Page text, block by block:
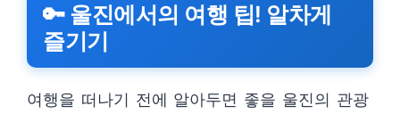
🔑 울진에서의 여행 팁! 알차게
즐기기
여행을 떠나기 전에 알아두면 좋을 울진의 관광